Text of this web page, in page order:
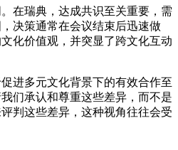
在瑞典，达成共识至关重要，需
决策通常在会议结束后迅速做
化价值观，并突显了跨文化互动
进多元文化背景下的有效合作至
们承认和尊重这些差异，而不是
判这些差异，这种视角往往会受